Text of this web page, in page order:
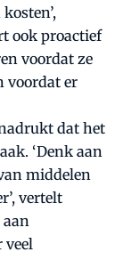
ook proactief
voordat ze
voordat er
dat het
‘Denk aan
middelen
vertelt
aan
veel